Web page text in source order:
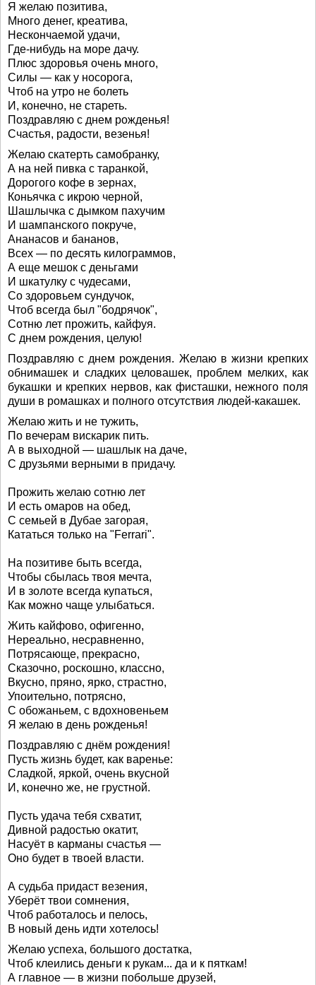
Я желаю позитива,
Много денег, креатива,
Нескончаемой удачи,
Где-нибудь на море дачу.
Плюс здоровья очень много,
Силы — как у носорога,
Чтоб на утро не болеть
И, конечно, не стареть.
Поздравляю с днем рожденья!
Счастья, радости, везенья!
Желаю скатерть самобранку,
А на ней пивка с таранкой,
Дорогого кофе в зернах,
Коньячка с икрою черной,
Шашлычка с дымком пахучим
И шампанского покруче,
Ананасов и бананов,
Всех — по десять килограммов,
А еще мешок с деньгами
И шкатулку с чудесами,
Со здоровьем сундучок,
Чтоб всегда был "бодрячок",
Сотню лет прожить, кайфуя.
С днем рождения, целую!
Поздравляю с днем рождения. Желаю в жизни крепких
обнимашек и сладких целовашек, проблем мелких, как
букашки и крепких нервов, как фисташки, нежного поля
души в ромашках и полного отсутствия людей-какашек.
Желаю жить и не тужить,
По вечерам вискарик пить.
А в выходной — шашлык на даче,
С друзьями верными в придачу.
Прожить желаю сотню лет
И есть омаров на обед,
С семьей в Дубае загорая,
Кататься только на "Ferrari".
На позитиве быть всегда,
Чтобы сбылась твоя мечта,
И в золоте всегда купаться,
Как можно чаще улыбаться.
Жить кайфово, офигенно,
Нереально, несравненно,
Потрясающе, прекрасно,
Сказочно, роскошно, классно,
Вкусно, пряно, ярко, страстно,
Упоительно, потрясно,
С обожаньем, с вдохновеньем
Я желаю в день рожденья!
Поздравляю с днём рождения!
Пусть жизнь будет, как варенье:
Сладкой, яркой, очень вкусной
И, конечно же, не грустной.
Пусть удача тебя схватит,
Дивной радостью окатит,
Насуёт в карманы счастья —
Оно будет в твоей власти.
А судьба придаст везения,
Уберёт твои сомнения,
Чтоб работалось и пелось,
В новый день идти хотелось!
Желаю успеха, большого достатка,
Чтоб клеились деньги к рукам... да и к пяткам!
А главное — в жизни побольше друзей,